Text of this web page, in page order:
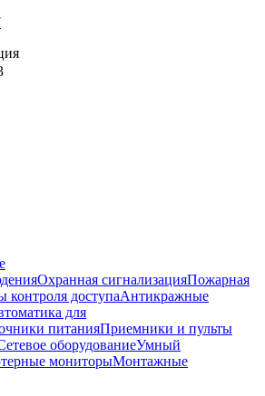
Охранная сигнализацияПожарная
контроля доступаАнтикражные
для
питанияПриемники и пульты
оборудованиеУмный
мониторыМонтажные